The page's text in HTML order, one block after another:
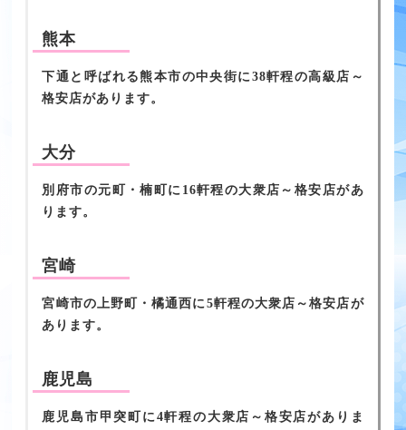
熊本
下通と呼ばれる熊本市の中央街に38軒程の高級店～
格安店があります。
大分
別府市の元町・楠町に16軒程の大衆店～格安店があ
ります。
宮崎
宮崎市の上野町・橘通西に5軒程の大衆店～格安店が
あります。
鹿児島
鹿児島市甲突町に4軒程の大衆店～格安店がありま